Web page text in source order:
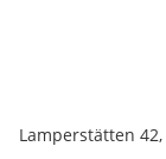
Lamperstätten 42,